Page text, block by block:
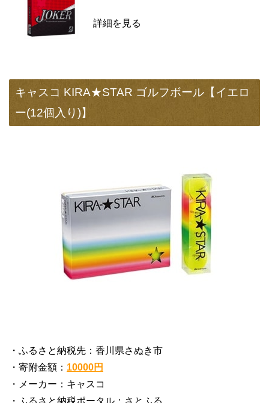
詳細を見る
キャスコ KIRA★STAR ゴルフボール【イエロ
ー(12個入り)】
・ふるさと納税先：香川県さぬき市
・寄附金額： 10000円
・メーカー：キャスコ
・ふるさと納税ポータル：さとふる